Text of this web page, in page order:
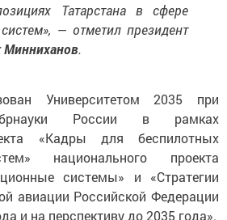
Татарстана в сфере
— отметил президент
Минниханов.
Университетом 2035 при
России в рамках
«Кадры для беспилотных
национального проекта
системы» и «Стратегии
авиации Российской Федерации
и на перспективу до 2035 года».